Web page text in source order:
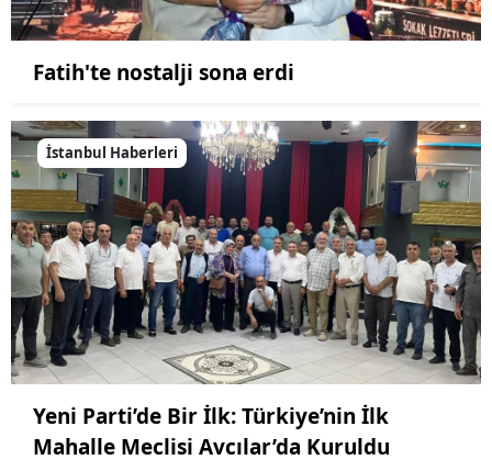
Fatih'te nostalji sona erdi
İstanbul Haberleri
Yeni Parti’de Bir İlk: Türkiye’nin İlk
Mahalle Meclisi Avcılar’da Kuruldu